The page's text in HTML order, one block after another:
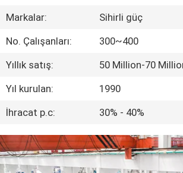
BIZIM
HAKKIMIZDA
FABRIKA
TURU
KALITE
KONTROLÜ
Markalar:
Sihirli güç
No. Çalışanları:
300~400
Yıllık satış:
50 Million-70
Yıl kurulan:
1990
İhracat p.c:
30% - 40%